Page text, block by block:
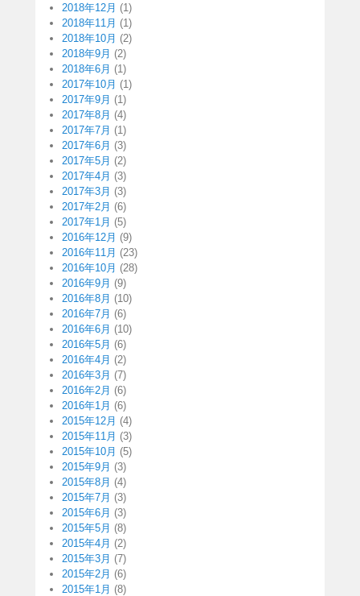
2018年12月 (1)
2018年11月 (1)
2018年10月 (2)
2018年9月 (2)
2018年6月 (1)
2017年10月 (1)
2017年9月 (1)
2017年8月 (4)
2017年7月 (1)
2017年6月 (3)
2017年5月 (2)
2017年4月 (3)
2017年3月 (3)
2017年2月 (6)
2017年1月 (5)
2016年12月 (9)
2016年11月 (23)
2016年10月 (28)
2016年9月 (9)
2016年8月 (10)
2016年7月 (6)
2016年6月 (10)
2016年5月 (6)
2016年4月 (2)
2016年3月 (7)
2016年2月 (6)
2016年1月 (6)
2015年12月 (4)
2015年11月 (3)
2015年10月 (5)
2015年9月 (3)
2015年8月 (4)
2015年7月 (3)
2015年6月 (3)
2015年5月 (8)
2015年4月 (2)
2015年3月 (7)
2015年2月 (6)
2015年1月 (8)